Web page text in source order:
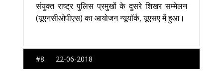
संयुक्त राष्ट्र पुलिस प्रमुखों के दुसरे शिखर सम्मेलन
(यूएनसीओपीएस) का आयोजन न्यूयॉर्क, यूएसए में हुआ।
#8. 22-06-2018